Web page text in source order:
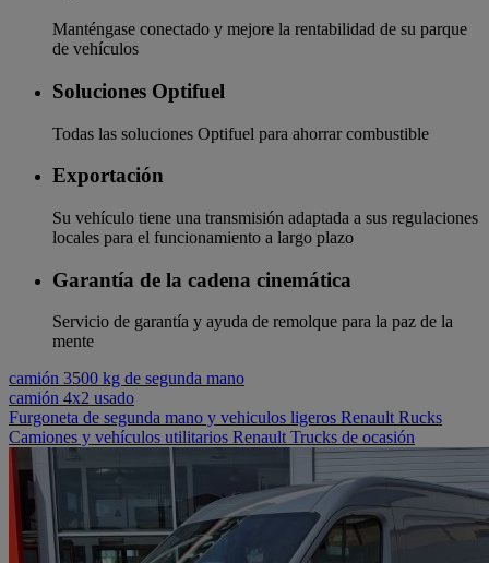
Manténgase conectado y mejore la rentabilidad de su parque
de vehículos
Soluciones Optifuel
Todas las soluciones Optifuel para ahorrar combustible
Exportación
Su vehículo tiene una transmisión adaptada a sus regulaciones
locales para el funcionamiento a largo plazo
Garantía de la cadena cinemática
Servicio de garantía y ayuda de remolque para la paz de la
mente
camión 3500 kg de segunda mano
camión 4x2 usado
Furgoneta de segunda mano y vehiculos ligeros Renault Rucks
Camiones y vehículos utilitarios Renault Trucks de ocasión